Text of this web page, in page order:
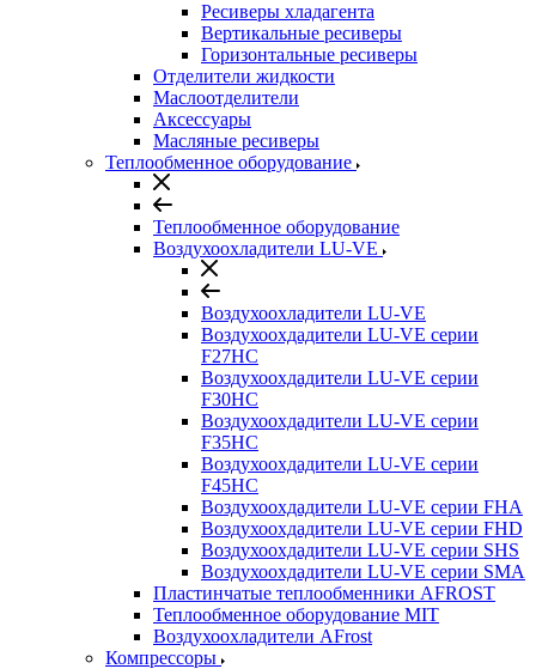
Ресиверы хладагента
Вертикальные ресиверы
Горизонтальные ресиверы
Отделители жидкости
Маслоотделители
Аксессуары
Масляные ресиверы
Теплообменное оборудование
Теплообменное оборудование
Воздухоохладители LU-VE
Воздухоохладители LU-VE
Воздухоохдадители LU-VE серии
F27HC
Воздухоохдадители LU-VE серии
F30HC
Воздухоохдадители LU-VE серии
F35HC
Воздухоохдадители LU-VE серии
F45HC
Воздухоохдадители LU-VE серии FHA
Воздухоохдадители LU-VE серии FHD
Воздухоохдадители LU-VE серии SHS
Воздухоохдадители LU-VE серии SMA
Пластинчатые теплообменники AFROST
Теплообменное оборудование MIT
Воздухоохладители AFrost
Компрессоры